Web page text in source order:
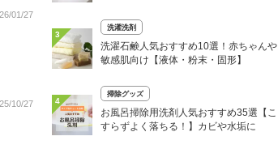
01/27
10/27
3
洗濯洗剤
洗濯石鹸人気おすすめ10選！赤ちゃんや
敏感肌向け【液体・粉末・固形】
4
掃除グッズ
お風呂掃除用洗剤人気おすすめ35選【こ
すらずよく落ちる！】カビや水垢に